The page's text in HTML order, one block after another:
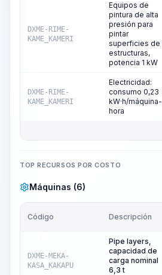
DXME-RIME-
KAME_KAMERI
Equipos de
pintura de alta
presión para
pintar
superficies de
estructuras,
potencia 1 kW
DXME-RIME-
KAME_KAMERI
Electricidad:
consumo 0,23
kW·h/máquina-
hora
TOP RECURSOS POR COSTO
Máquinas (6)
Código Descripción
DXME-MEKA-
KASA_KAKAPU
Pipe layers,
capacidad de
carga nominal
6,3 t